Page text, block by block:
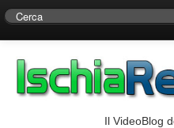
Centro di Ricerche Storiche
Il VideoBlog